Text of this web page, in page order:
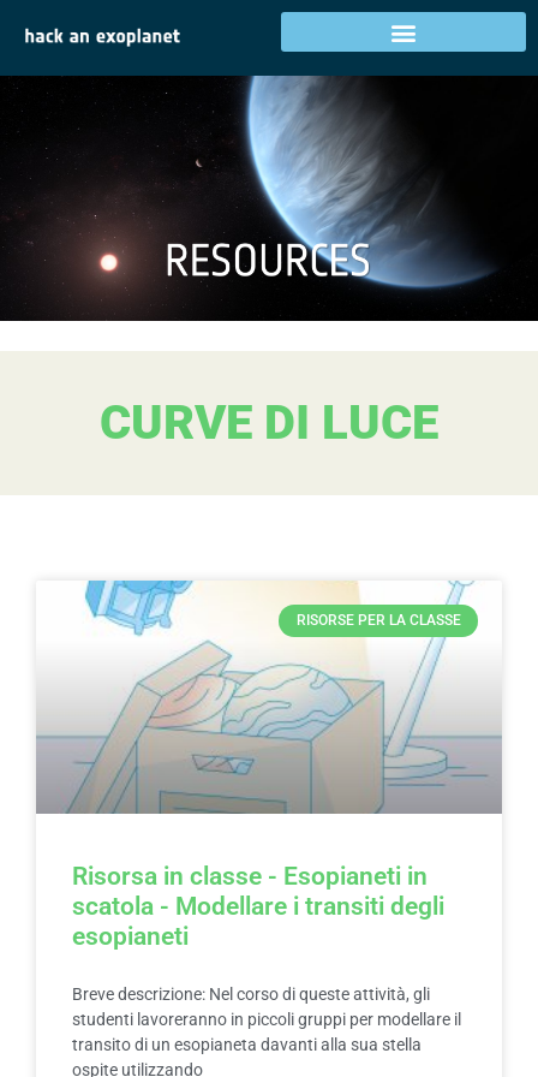
CURVE DI LUCE
RISORSE PER LA CLASSE
Risorsa in classe - Esopianeti in
scatola - Modellare i transiti degli
esopianeti
Breve descrizione: Nel corso di queste attività, gli
studenti lavoreranno in piccoli gruppi per modellare il
transito di un esopianeta davanti alla sua stella
ospite utilizzando